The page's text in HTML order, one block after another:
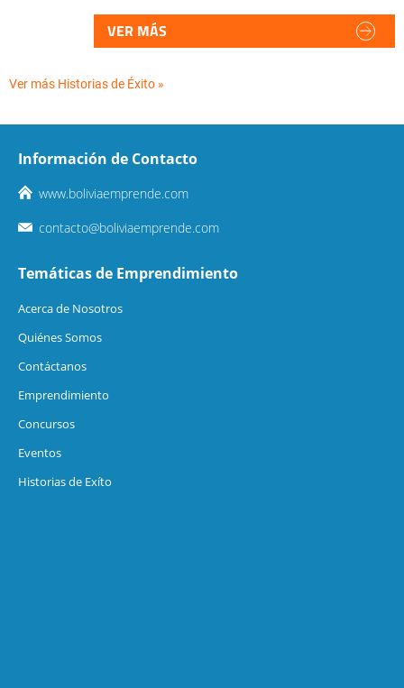
VER MÁS
Ver más Historias de Éxito »
Información de Contacto
www.boliviaemprende.com
contacto@boliviaemprende.com
Temáticas de Emprendimiento
Acerca de Nosotros
Quiénes Somos
Contáctanos
Emprendimiento
Concursos
Eventos
Historias de Exíto